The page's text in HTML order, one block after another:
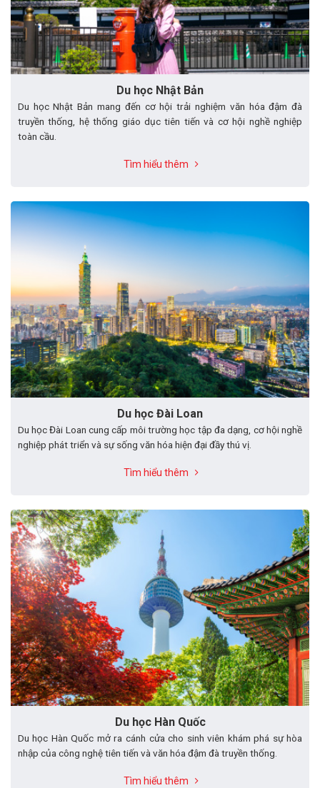
Du học Nhật Bản
Du học Nhật Bản mang đến cơ hội trải nghiệm văn hóa đậm đà
truyền thống, hệ thống giáo dục tiên tiến và cơ hội nghề nghiệp
toàn cầu.
Tìm hiểu thêm
Du học Đài Loan
Du học Đài Loan cung cấp môi trường học tập đa dạng, cơ hội nghề
nghiệp phát triển và sự sống văn hóa hiện đại đầy thú vị.
Tìm hiểu thêm
Du học Hàn Quốc
Du học Hàn Quốc mở ra cánh cửa cho sinh viên khám phá sự hòa
nhập của công nghệ tiên tiến và văn hóa đậm đà truyền thống.
Tìm hiểu thêm